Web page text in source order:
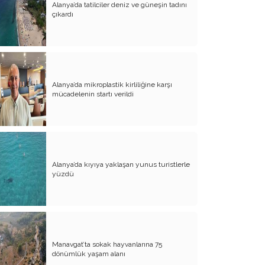
Atalay olayı; yargıyı yönetenlerin
darbesidir!..
CHP’de ne değişti?
Eğitim Sisteminde Sorunlar ve Çözüm
Önerileri
Cumhuriyet’in 100. Yılı ve AB İlişkileri
Şehitler üzerinden siyaset!..
Belediye Başkanı'na Neden Oy
Vermeliyim?
AKP'nin Mülteci Politikası ve
şehitlerimiz!..
Geleceğimize biz karar verelim!..
Kamacı’nın resti!.. İYİ Parti’nin kararı
Emine öğretmenim; Atatürk sizlere
güvendi!..
Alanya’da tatilciler deniz ve güneşin tadını
çıkardı
Alanya’da mikroplastik kirliliğine karşı
mücadelenin startı verildi
Alanya’da kıyıya yaklaşan yunus turistlerle
yüzdü
Manavgat’ta sokak hayvanlarına 75
dönümlük yaşam alanı